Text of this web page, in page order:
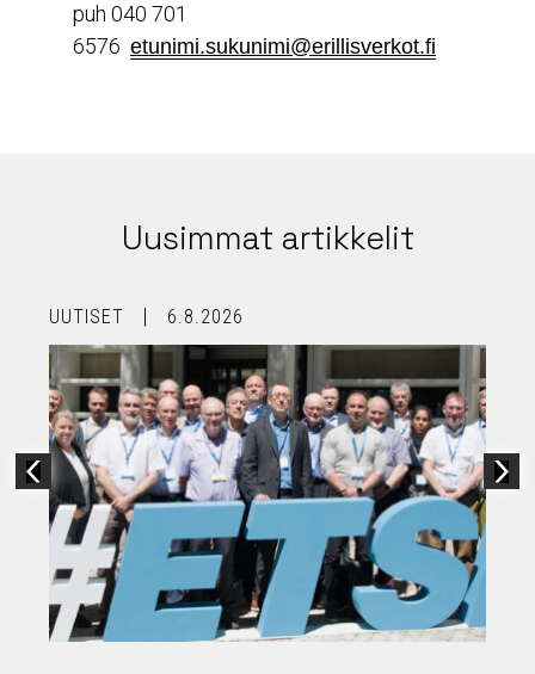
puh 040 701
6576 etunimi.sukunimi@erillisverkot.fi
Uusimmat artikkelit
UUTISET 6.8.2026